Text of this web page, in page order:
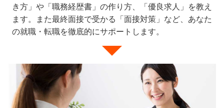
き方」や「職務経歴書」の作り方、「優良求人」を教え
ます。また最終面接で受かる「面接対策」など、あなた
の就職・転職を徹底的にサポートします。